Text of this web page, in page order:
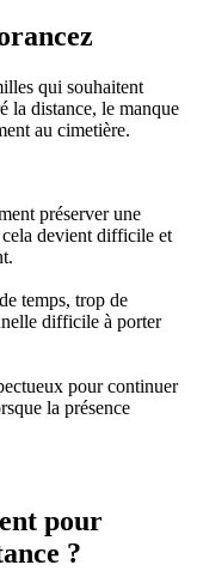
qui souhaitent
la distance, le manque
au cimetière.
préserver une
cela devient difficile et
temps, trop de
difficile à porter
pour continuer
la présence
pour
?